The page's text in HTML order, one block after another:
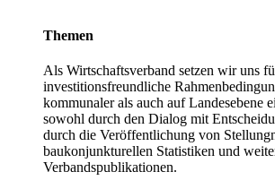
Themen
Als Wirtschaftsverband setzen wir uns
investitionsfreundliche
kommunaler als auch auf Landesebene
sowohl durch den Dialog mit
durch die Veröffentlichung von
baukonjunkturellen Statistiken und
Verbandspublikationen.